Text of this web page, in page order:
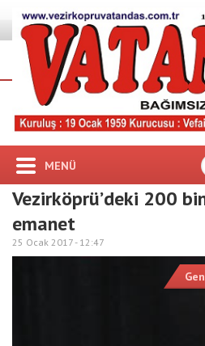
MENÜ
Vezirköprü’deki 200
emanet
25 Ocak 2017 - 12:47